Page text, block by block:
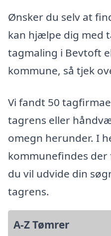
Ønsker du selv at
kan hjælpe dig med
tagmaling i Bevtoft
kommune, så tjek
Vi fandt 50
tagrens eller
omegn herunder. I
kommunefindes
du vil udvide din
tagrens.
A-Z Tømrer